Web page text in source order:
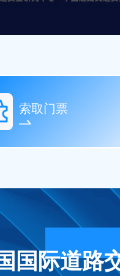
索取门票
国际道路